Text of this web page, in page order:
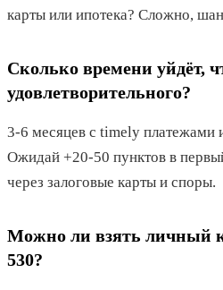
карты или ипотека? Сложно,
Сколько времени уйдёт,
удовлетворительного?
3-6 месяцев с timely платежами
Ожидай +20-50 пунктов в
через залоговые карты и споры.
Можно ли взять личный
530?